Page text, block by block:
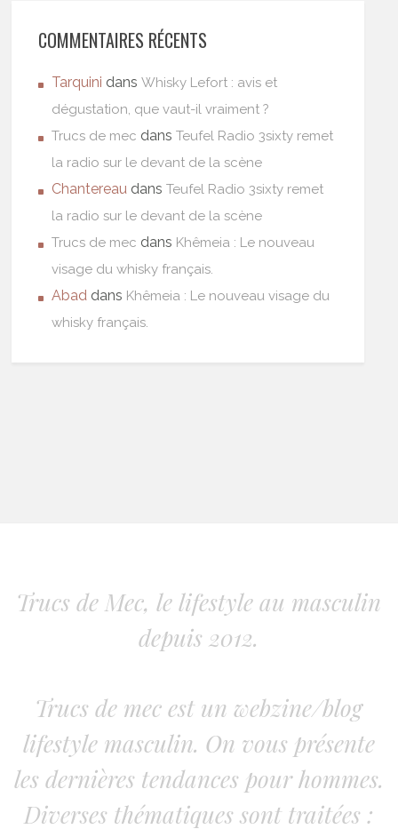
COMMENTAIRES RÉCENTS
Tarquini dansWhisky Lefort : avis et
dégustation, que vaut-il vraiment ?
Trucs de mec dansTeufel Radio 3sixty remet
la radio sur le devant de la scène
Chantereau dansTeufel Radio 3sixty remet
la radio sur le devant de la scène
Trucs de mec dans Khêmeia : Le nouveau
visage du whisky français.
Abad dans Khêmeia : Le nouveau visage du
whisky français.
Trucs de Mec, le lifestyle au masculin
depuis 2012.
Trucs de mec est un webzine/blog
lifestyle masculin. On vous présente
les dernières tendances pour hommes.
Diverses thématiques sont traitées :